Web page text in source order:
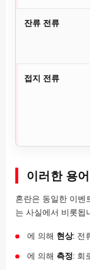
잔류 전류
접지 전류
이러한 용
혼란은 동일한 이벤
는 사실에서 비롯됩
에 의해 현상: 전
에 의해 측정: 회